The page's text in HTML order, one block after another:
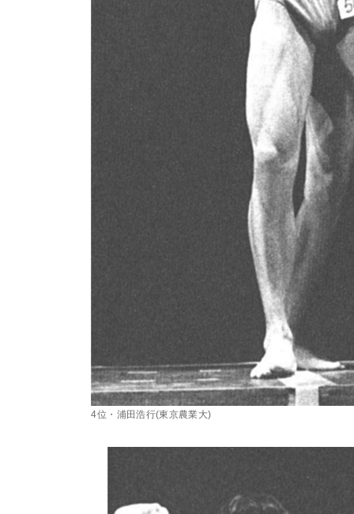
4位・浦田浩行(東京農業大)